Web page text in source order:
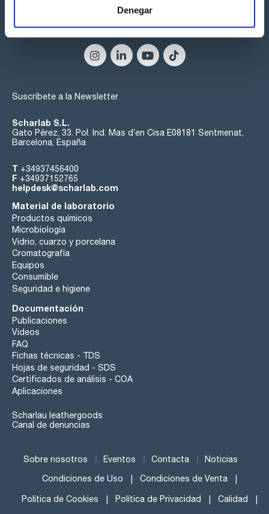
Denegar
Síguenos:
Suscríbete a la Newsletter
Scharlab S.L.
Gato Pérez, 33. Pol. Ind. Mas d’en Cisa E08181 Sentmenat,
Barcelona, España
T +34937456400
F +34937152765
helpdesk@scharlab.com
Material de laboratorio
Productos químicos
Microbiología
Vidrio, cuarzo y porcelana
Cromatografía
Equipos
Consumible
Seguridad e higiene
Documentación
Publicaciones
Videos
FAQ
Fichas técnicas - TDS
Hojas de seguridad - SDS
Certificados de análisis - COA
Aplicaciones
Scharlau leathergoods
Canal de denuncias
Sobre nosotros Eventos Contacta Noticias
Condiciones de Uso Condiciones de Venta
Política de Cookies Política de Privacidad Calidad